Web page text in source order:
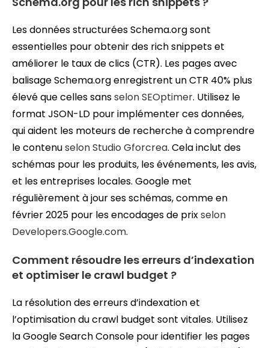
Les données structurées Schema.org sont
essentielles pour obtenir des rich snippets et
améliorer le taux de clics (CTR). Les pages avec
balisage Schema.org enregistrent un CTR 40% plus
élevé que celles sansselon SEOptimer. Utilisez le
format JSON-LD pour implémenter ces données,
qui aident les moteurs de recherche à comprendre
le contenuselon Studio Gforcrea. Cela inclut des
schémas pour les produits, les événements, les avis,
et les entreprises locales. Google met
régulièrement à jour ses schémas, comme en
février 2025 pour les encodages de prixselon
Developers.Google.com.
Comment résoudre les erreurs d’indexation
et optimiser le crawl budget ?
La résolution des erreurs d’indexation et
l’optimisation du crawl budget sont vitales. Utilisez
la Google Search Console pour identifier les pages